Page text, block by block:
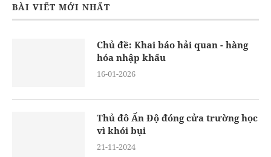
BÀI VIẾT MỚI NHẤT
Chủ đề: Khai báo hải quan - hàng
hóa nhập khẩu
16-01-2026
Thủ đô Ấn Độ đóng cửa trường học
vì khói bụi
21-11-2024